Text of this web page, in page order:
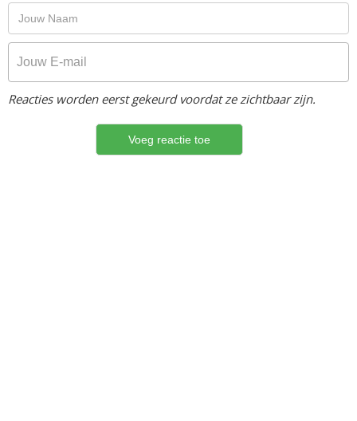
Reacties worden eerst gekeurd voordat ze zichtbaar zijn.